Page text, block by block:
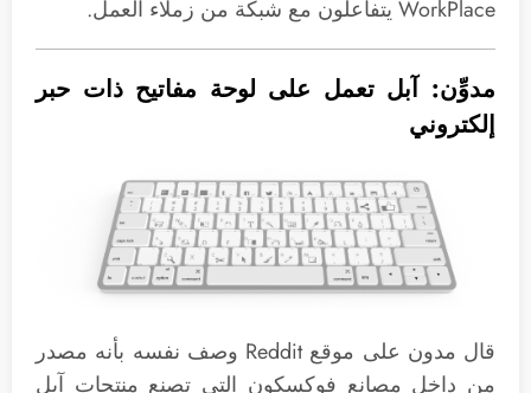
WorkPlace يتفاعلون مع شبكة من زملاء العمل.
مدوِّن: آبل تعمل على لوحة مفاتيح ذات حبر
إلكتروني
قال مدون على موقع Reddit وصف نفسه بأنه مصدر
من داخل مصانع فوكسكون التي تصنع منتجات آبل